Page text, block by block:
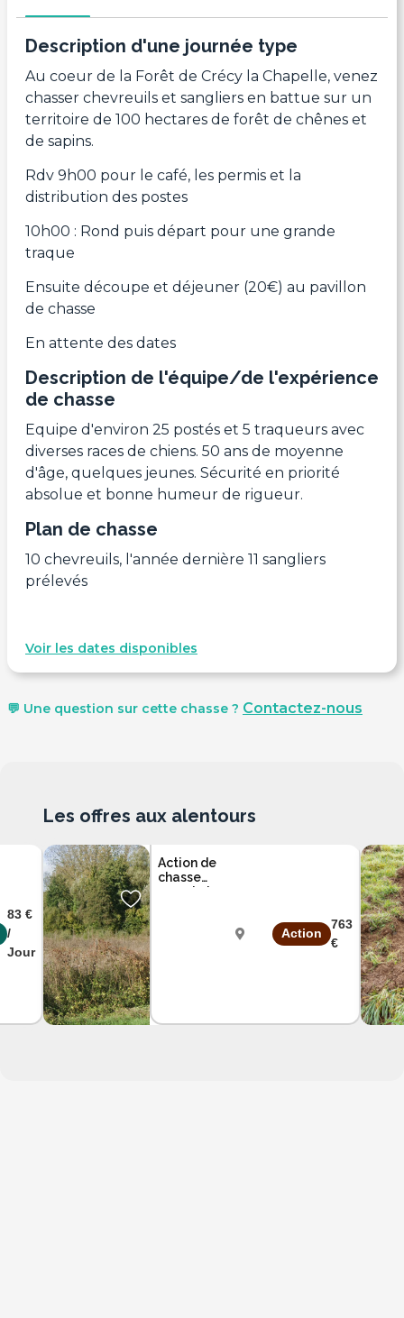
Description d'une journée type
Au coeur de la Forêt de Crécy la Chapelle, venez
chasser chevreuils et sangliers en battue sur un
territoire de 100 hectares de forêt de chênes et
de sapins.
Rdv 9h00 pour le café, les permis et la
distribution des postes
10h00 : Rond puis départ pour une grande
traque
Ensuite découpe et déjeuner (20€) au pavillon
de chasse
En attente des dates
Description de l'équipe/de l'expérience
de chasse
Equipe d'environ 25 postés et 5 traqueurs avec
diverses races de chiens. 50 ans de moyenne
d'âge, quelques jeunes. Sécurité en priorité
absolue et bonne humeur de rigueur.
Plan de chasse
10 chevreuils, l'année dernière 11 sangliers
prélevés
Voir les dates disponibles
💬 Une question sur cette chasse ? Contactez-nous
83 €
/
Jour
Action de
chasse
grand et
Action
763
€
Les offres aux alentours